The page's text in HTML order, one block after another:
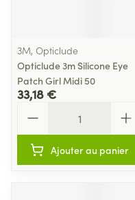
3M, Opticlude
Opticlude 3m Silicone Eye
Patch Girl Midi 50
33,18 €
Ajouter au panier